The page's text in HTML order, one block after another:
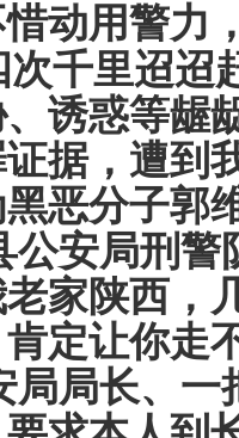
动用警力
次千里迢迢
诱惑等龌
据，遭到
恶分子郭
公安局刑警
家陕西，
定让你走
局局长、一